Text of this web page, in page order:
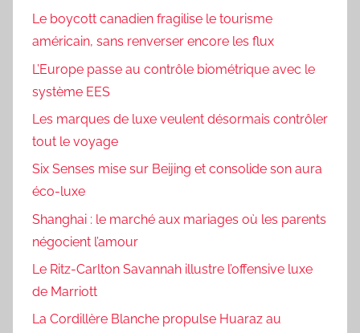
Le boycott canadien fragilise le tourisme
américain, sans renverser encore les flux
L’Europe passe au contrôle biométrique avec le
système EES
Les marques de luxe veulent désormais contrôler
tout le voyage
Six Senses mise sur Beijing et consolide son aura
éco-luxe
Shanghai : le marché aux mariages où les parents
négocient l’amour
Le Ritz-Carlton Savannah illustre l’offensive luxe
de Marriott
La Cordillère Blanche propulse Huaraz au